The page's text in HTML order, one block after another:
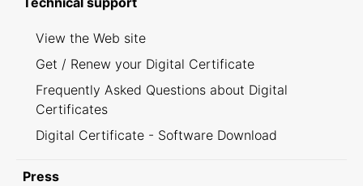
View the Web site
Get / Renew your Digital Certificate
Frequently Asked Questions about Digital
Certificates
Digital Certificate - Software Download
Press